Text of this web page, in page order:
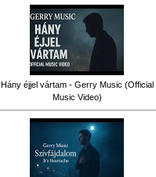
Hány éjjel vártam - Gerry Music (Official
Music Video)